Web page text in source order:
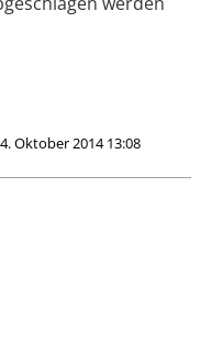
Oktober 2014 13:08